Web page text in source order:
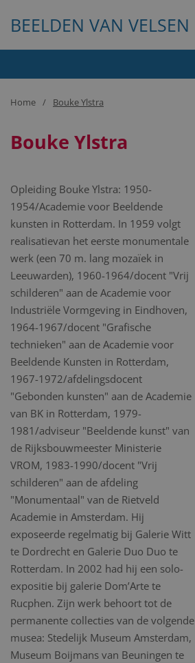
BEELDEN VAN VELSEN
Home Bouke Ylstra
Bouke Ylstra
Opleiding Bouke Ylstra: 1950-
1954/Academie voor Beeldende
kunsten in Rotterdam. In 1959 volgt
realisatievan het eerste monumentale
werk (een 70 m. lang mozaïek in
Leeuwarden), 1960-1964/docent "Vrij
schilderen" aan de Academie voor
Industriële Vormgeving in Eindhoven,
1964-1967/docent "Grafische
technieken" aan de Academie voor
Beeldende Kunsten in Rotterdam,
1967-1972/afdelingsdocent
"Gebonden kunsten" aan de Academie
van BK in Rotterdam, 1979-
1981/adviseur "Beeldende kunst" van
de Rijksbouwmeester Ministerie
VROM, 1983-1990/docent "Vrij
schilderen" aan de afdeling
"Monumentaal" van de Rietveld
Academie in Amsterdam. Hij
exposeerde regelmatig bij Galerie Witt
te Dordrecht en Galerie Duo Duo te
Rotterdam. In 2002 had hij een solo-
expositie bij galerie Dom’Arte te
Rucphen. Zijn werk behoort tot de
permanente collecties van de volgende
musea: Stedelijk Museum Amsterdam,
Museum Boijmans van Beuningen te